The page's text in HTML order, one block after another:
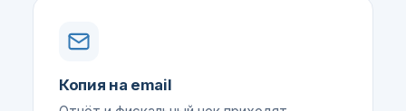
Копия на email